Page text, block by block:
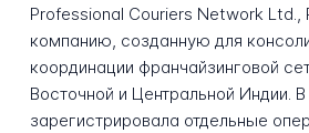
Professional Couriers Network
компанию, созданную для
координации франчайзинговой
Восточной и Центральной Индии.
зарегистрировала отдельные